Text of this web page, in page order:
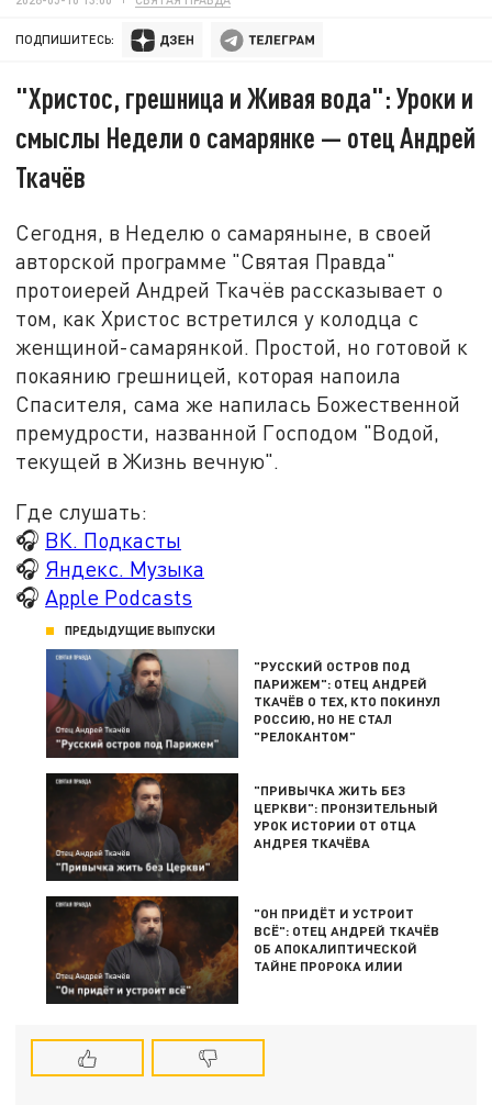
ПОДПИШИТЕСЬ:
"Христос, грешница и Живая вода": Уроки и
смыслы Недели о самарянке — отец Андрей
Ткачёв
Сегодня, в Неделю о самаряныне, в своей
авторской программе "Святая Правда"
протоиерей Андрей Ткачёв рассказывает о
том, как Христос встретился у колодца с
женщиной-самарянкой. Простой, но готовой к
покаянию грешницей, которая напоила
Спасителя, сама же напилась Божественной
премудрости, названной Господом "Водой,
текущей в Жизнь вечную".
Где слушать:
🎧 ВК. Подкасты
🎧 Яндекс. Музыка
🎧 Apple Podcasts
ПРЕДЫДУЩИЕ ВЫПУСКИ
"РУССКИЙ ОСТРОВ ПОД
ПАРИЖЕМ": ОТЕЦ АНДРЕЙ
ТКАЧЁВ О ТЕХ, КТО ПОКИНУЛ
РОССИЮ, НО НЕ СТАЛ
"РЕЛОКАНТОМ"
"ПРИВЫЧКА ЖИТЬ БЕЗ
ЦЕРКВИ": ПРОНЗИТЕЛЬНЫЙ
УРОК ИСТОРИИ ОТ ОТЦА
АНДРЕЯ ТКАЧЁВА
"ОН ПРИДЁТ И УСТРОИТ
ВСЁ": ОТЕЦ АНДРЕЙ ТКАЧЁВ
ОБ АПОКАЛИПТИЧЕСКОЙ
ТАЙНЕ ПРОРОКА ИЛИИ